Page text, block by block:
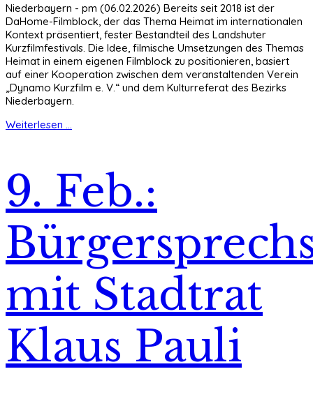
Niederbayern - pm (06.02.2026) Bereits seit 2018 ist der
DaHome-Filmblock, der das Thema Heimat im internationalen
Kontext präsentiert, fester Bestandteil des Landshuter
Kurzfilmfestivals. Die Idee, filmische Umsetzungen des Themas
Heimat in einem eigenen Filmblock zu positionieren, basiert
auf einer Kooperation zwischen dem veranstaltenden Verein
„Dynamo Kurzfilm e. V.“ und dem Kulturreferat des Bezirks
Niederbayern.
Weiterlesen ...
9. Feb.:
mit Stadtrat
Klaus Pauli